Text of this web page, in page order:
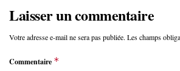
Laisser un commentaire
Votre adresse e-mail ne sera pas publiée. Les champs
Commentaire *